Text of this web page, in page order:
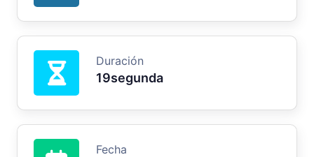
Duración
19segunda
Fecha